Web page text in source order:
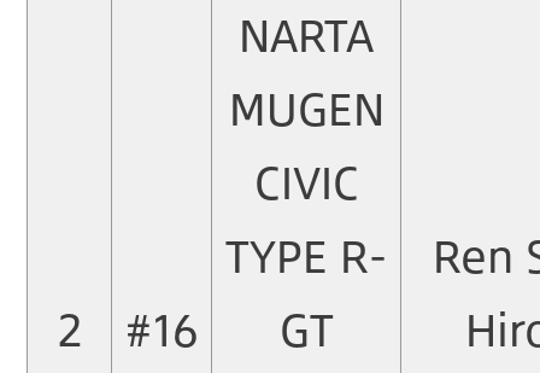
2 #16
NARTA
MUGEN
CIVIC
TYPE R-
GT
Ren